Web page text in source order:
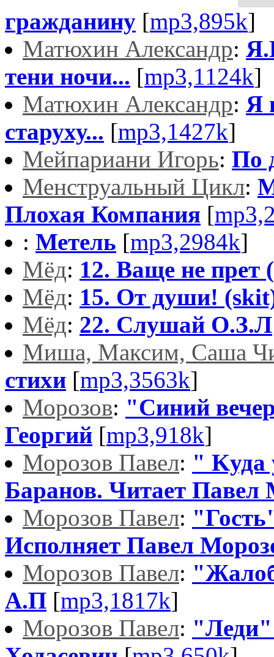
гражданину [mp3,895k]
Матюхин Александр:
тени ночи... [mp3,1124k]
Матюхин Александр: Я
старуху... [mp3,1427k]
Мейпариани Игорь: По
Менструальный Цикл:
Плохая Компания [
: Метель [mp3,2984k]
Мёд: 12. Ваще не прет
Мёд: 15. От души!
Мёд: 22. Слушай О.З.Л
Миша, Максим, Саша
стихи [mp3,3563k]
Морозов: "Синий
Георгий [mp3,918k]
Морозов Павел: " Kуда
Баранов. Читает Павел
Морозов Павел:
Исполняет Павел
Морозов Павел:
А.П [mp3,1817k]
Морозов Павел: "Леди"